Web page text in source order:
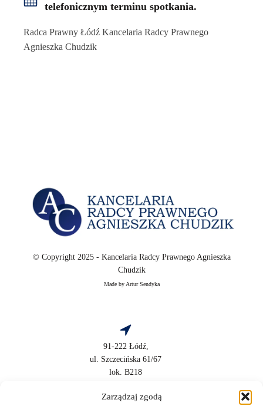
Zarządzaj zgodą
telefonicznym terminu spotkania.
Radca Prawny Łódź Kancelaria Radcy Prawnego
Agnieszka Chudzik
© Copyright 2025 - Kancelaria Radcy Prawnego Agnieszka
Chudzik
Made by Artur Sendyka
91-222 Łódź,
ul. Szczecińska 61/67
lok. B218
REGON: 472864255